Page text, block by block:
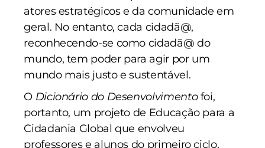
atores estratégicos e da comunidade em
geral. No entanto, cada cidadã@,
reconhecendo-se como cidadã@ do
mundo, tem poder para agir por um
mundo mais justo e sustentável.
O Dicionário do Desenvolvimentofoi,
portanto, um projeto de Educação para a
Cidadania Global que envolveu
professores e alunos do primeiro ciclo,